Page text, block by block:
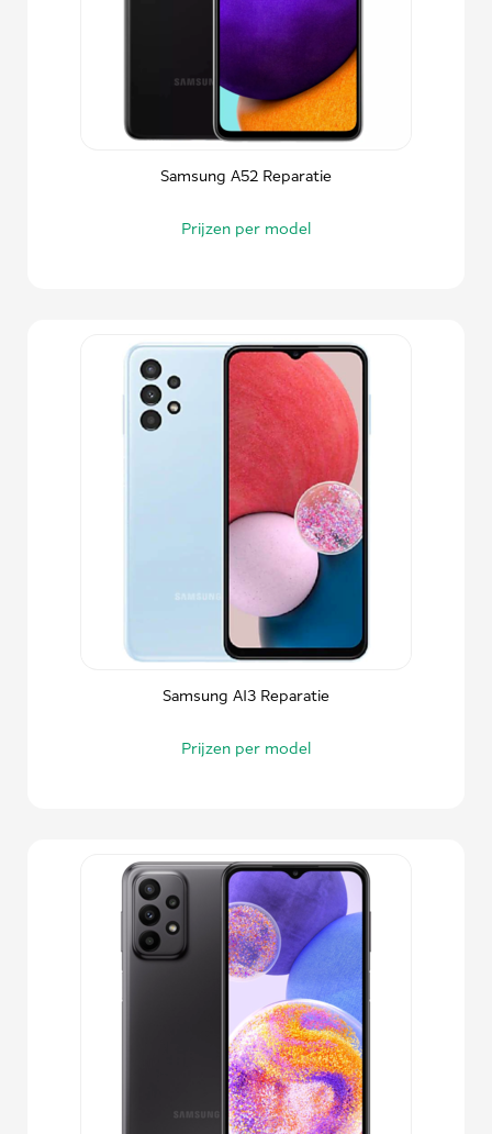
Samsung A52 Reparatie
Prijzen per model
Samsung A13 Reparatie
Prijzen per model